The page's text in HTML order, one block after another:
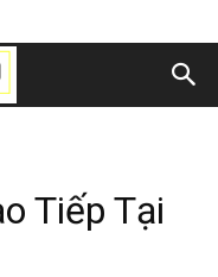
Tiếp Tại